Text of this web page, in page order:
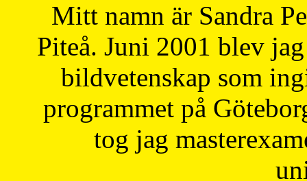
Mitt namn är Sandra
Piteå. Juni 2001 blev
bildvetenskap som
programmet på
tog jag